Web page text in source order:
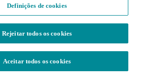
Definições de cookies
Rejeitar todos os cookies
Aceitar todos os cookies